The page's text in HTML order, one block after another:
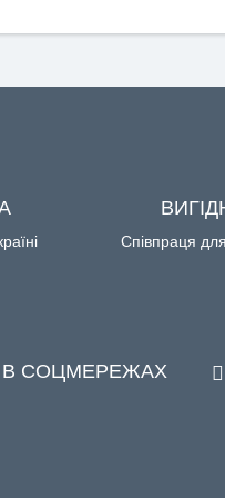
Співпраця
СОЦМЕРЕЖАХ